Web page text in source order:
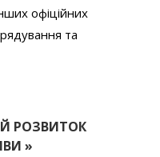
офіційних
та
РОЗВИТОК
»